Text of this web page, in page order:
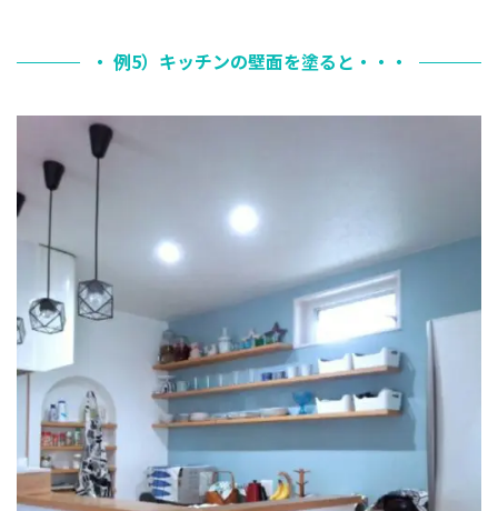
・ 例5）キッチンの壁面を塗ると・・・